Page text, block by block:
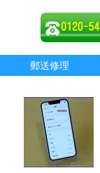
郵送修理